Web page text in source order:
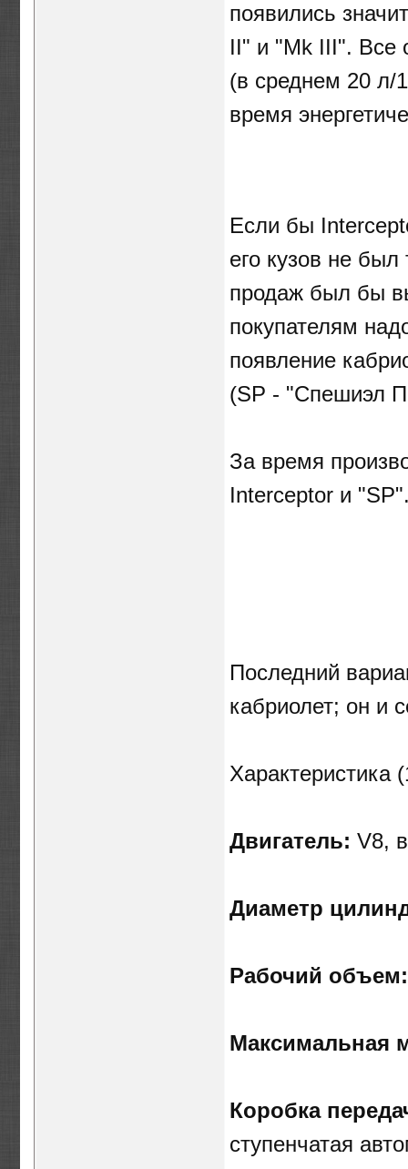
появились
II" и "Mk III". Все
(в среднем 20 л/
время
Если бы
его кузов не был
продаж был бы
покупателям
появление
(SP - "Спешиэл
За время
Interceptor и
Последний
кабриолет; он и
Характеристика
Двигатель: V8,
Диаметр
Рабочий объем:
Максимальная
Коробка
ступенчатая